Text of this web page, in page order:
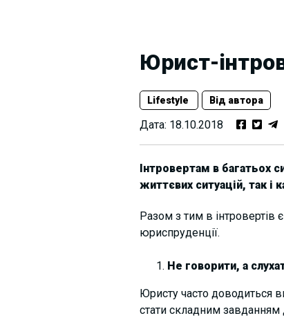
Юрист-
Lifestyle Від автора
Дата: 18.10.2018
Інтровертам в багатьох
життєвих ситуацій, так і
Разом з тим в інтровертів
юриспруденції.
Не говорити, а
Юристу часто доводиться
стати складним завданням